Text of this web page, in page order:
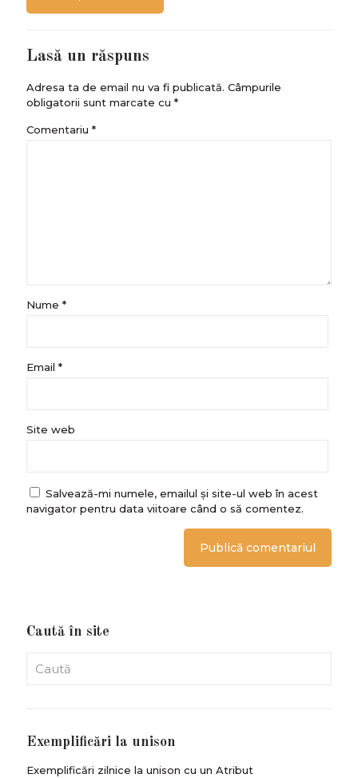
Lasă un răspuns
Adresa ta de email nu va fi publicată. Câmpurile
obligatorii sunt marcate cu *
Comentariu *
Nume *
Email *
Site web
Salvează-mi numele, emailul și site-ul web în acest
navigator pentru data viitoare când o să comentez.
Caută în site
Exemplificări la unison
Exemplificări zilnice la unison cu un Atribut